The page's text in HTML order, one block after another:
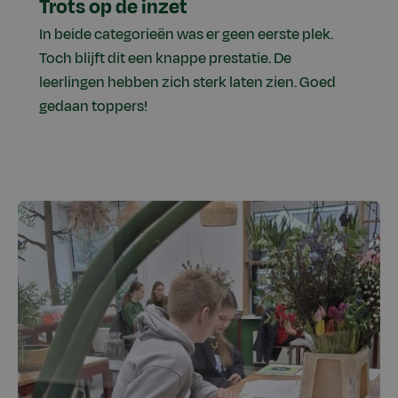
Trots op de inzet
In beide categorieën was er geen eerste plek.
Toch blijft dit een knappe prestatie. De
leerlingen hebben zich sterk laten zien. Goed
gedaan toppers!